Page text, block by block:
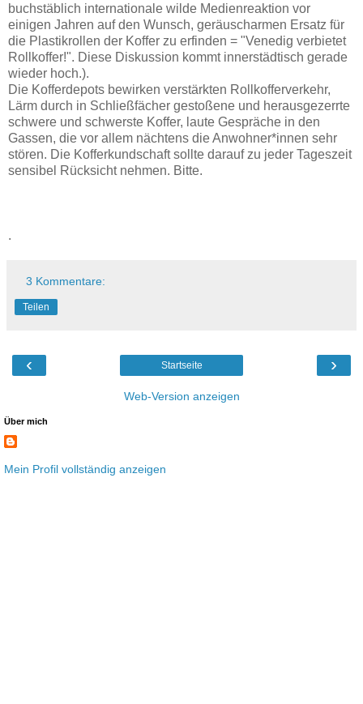
buchstäblich internationale wilde Medienreaktion vor
einigen Jahren auf den Wunsch, geräuscharmen Ersatz für
die Plastikrollen der Koffer zu erfinden = "Venedig verbietet
Rollkoffer!". Diese Diskussion kommt innerstädtisch gerade
wieder hoch.).
Die Kofferdepots bewirken verstärkten Rollkofferverkehr,
Lärm durch in Schließfächer gestoßene und herausgezerrte
schwere und schwerste Koffer, laute Gespräche in den
Gassen, die vor allem nächtens die Anwohner*innen sehr
stören. Die Kofferkundschaft sollte darauf zu jeder Tageszeit
sensibel Rücksicht nehmen. Bitte.
.
3 Kommentare:
Teilen
‹ ›
Startseite
Web-Version anzeigen
Über mich
Mein Profil vollständig anzeigen